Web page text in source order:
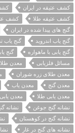
کشف عتیقه در ایران
کشف عتیقه طلا
کشف
گنج های پیدا شده در ایران
گنج یاب اندروید
گنج یاب
گنج یابی با ماهواره
گنج
مسائل فلزیابی
معدن طلا
معدن طلای زره شوران
معدن گنج
معدن ياب
معدن یابی طلا
معدن
نشانه گنج جوغن
نشانه
نشانه گنج در کوهستان
نشانه های گنج در غار